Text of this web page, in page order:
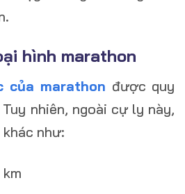
hình marathon
marathon được quy
nhiên, ngoài cự ly này,
như:
km